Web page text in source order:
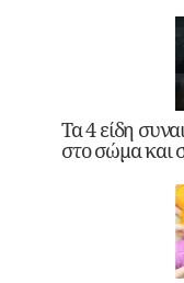
Τα 4 είδη
στο σώμα και